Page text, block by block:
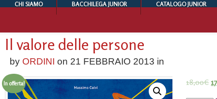
CHI SIAMO BACCHILEGA JUNIOR CATALOGO JUNIOR
Il valore delle persone
by ORDINI on 21 FEBBRAIO 2013 in
In offerta! 18,00€